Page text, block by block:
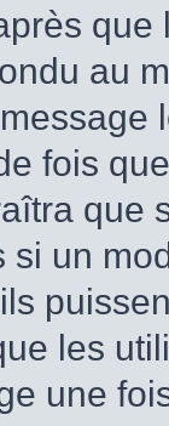
au
fois
si un
les
une